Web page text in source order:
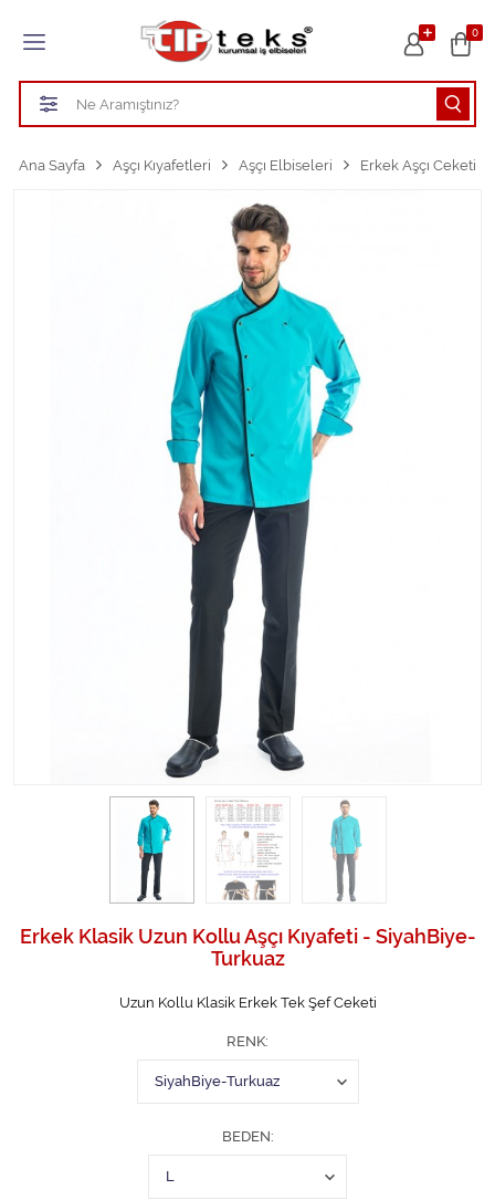
0
Tüm Kategoriler
HASTANE KIYAFETLERİ
Ana Sayfa Aşçı Kıyafetleri Aşçı Elbiseleri Erkek Aşçı Ceketi
Erkek Klasik Uzun Kollu Aşçı Kıyafeti - SiyahBiye-
Turkuaz
Uzun Kollu Klasik Erkek Tek Şef Ceketi
RENK
BEDEN